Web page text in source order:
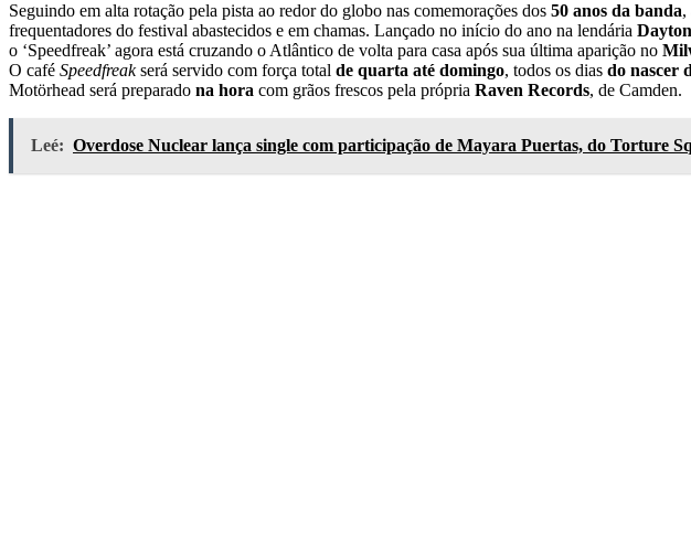
Seguindo em alta rotação pela pista ao redor do globo nas comemorações dos 50 anos da banda,
frequentadores do festival abastecidos e em chamas. Lançado no início do ano na lendária
o ‘Speedfreak’ agora está cruzando o Atlântico de volta para casa após sua última aparição no
O café Speedfreakserá servido com força total de quarta até domingo, todos os dias do nascer
Motörhead será preparado na hora com grãos frescos pela própria Raven Records, de Camden.
Leé: Overdose Nuclear lança single com participação de Mayara Puertas, do Torture